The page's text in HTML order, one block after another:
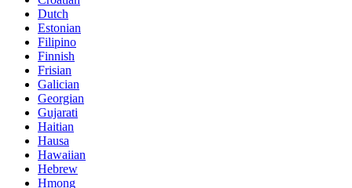
Dutch
Estonian
Filipino
Finnish
Frisian
Galician
Georgian
Gujarati
Haitian
Hausa
Hawaiian
Hebrew
Hmong